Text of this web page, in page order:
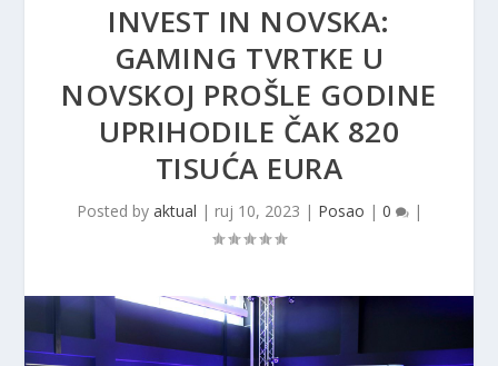
INVEST IN NOVSKA:
GAMING TVRTKE U
NOVSKOJ PROŠLE GODINE
UPRIHODILE ČAK 820
TISUĆA EURA
Posted by aktual | ruj 10, 2023 | Posao | 0 |